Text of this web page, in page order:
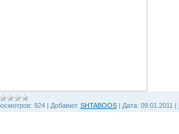
924 Добавил: SHTABOOS Дата: 09.01.2011